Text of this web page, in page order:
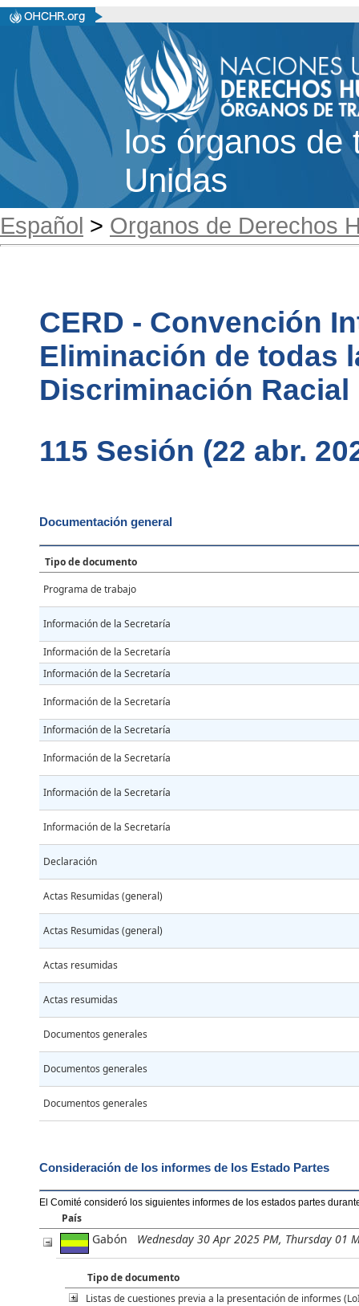
los órganos de
Unidas
Español > Organos de Derechos
CERD - Convención
Eliminación de todas
Discriminación Racial
115 Sesión (22 abr.
Documentación general
Tipo de documento
Programa de trabajo
Información de la Secretaría
Información de la Secretaría
Información de la Secretaría
Información de la Secretaría
Información de la Secretaría
Información de la Secretaría
Información de la Secretaría
Información de la Secretaría
Declaración
Actas Resumidas (general)
Actas Resumidas (general)
Actas resumidas
Actas resumidas
Documentos generales
Documentos generales
Documentos generales
Consideración de los informes de los Estado Partes
El Comité consideró los siguientes informes de los estados partes
País
Gabón Wednesday 30 Apr 2025 PM, Thursday 01
Tipo de documento
Listas de cuestiones previa a la presentación de informes